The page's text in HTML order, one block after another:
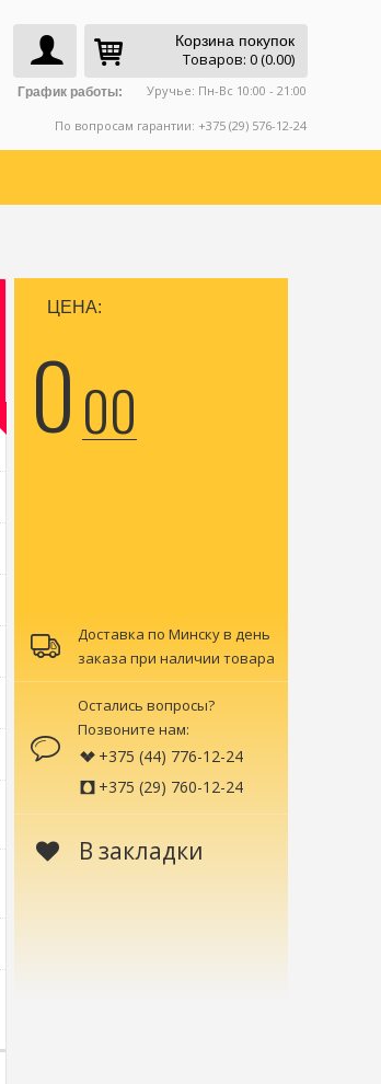
Корзина покупок
Товаров: 0 (0.00)
График работы: Уручье: Пн-Вс 10:00 - 21:00
По вопросам гарантии: +375 (29) 576-12-24
ЦЕНА:
000
Доставка по Минску в день
заказа при наличии товара
Остались вопросы?
Позвоните нам:
+375 (44) 776-12-24
+375 (29) 760-12-24
В закладки